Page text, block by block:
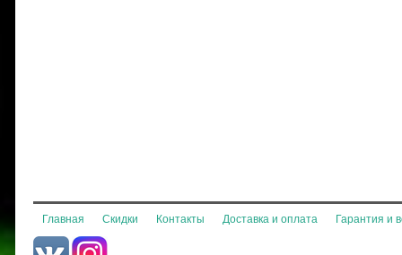
Главная Скидки Контакты Доставка и оплата Гарантия и